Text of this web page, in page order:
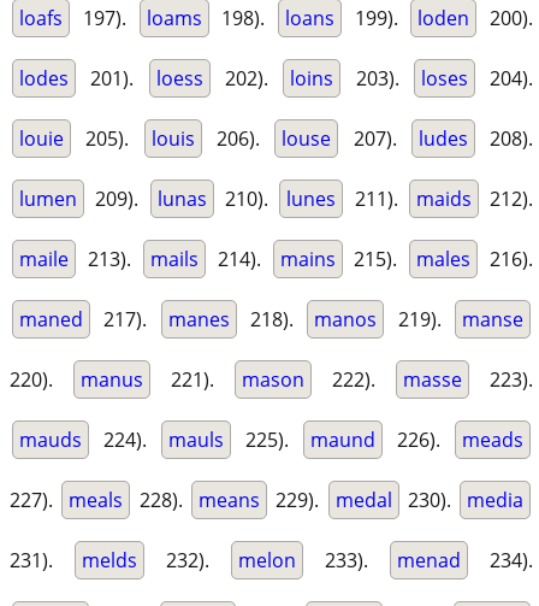
loafs 197). loams 198). loans 199). loden 200).
lodes 201). loess 202). loins 203). loses 204).
louie 205). louis 206). louse 207). ludes 208).
lumen 209). lunas 210). lunes 211). maids 212).
maile 213). mails 214). mains 215). males 216).
maned 217). manes 218). manos 219). manse
220). manus 221). mason 222). masse 223).
mauds 224). mauls 225). maund 226). meads
227). meals 228). means 229). medal 230). media
231). melds 232). melon 233). menad 234).